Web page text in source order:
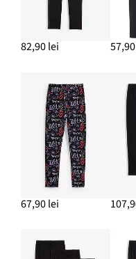
Pantofi sport
159,90 lei
Bluză casual din bumbac
42,90 lei
82,90 lei
67,90 lei